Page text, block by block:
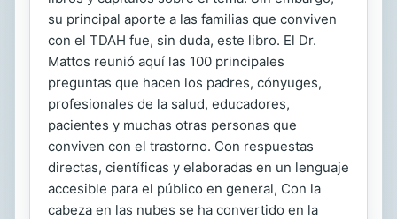
su principal aporte a las familias que conviven
con el TDAH fue, sin duda, este libro. El Dr.
Mattos reunió aquí las 100 principales
preguntas que hacen los padres, cónyuges,
profesionales de la salud, educadores,
pacientes y muchas otras personas que
conviven con el trastorno. Con respuestas
directas, científicas y elaboradas en un lenguaje
accesible para el público en general, Con la
cabeza en las nubes se ha convertido en la